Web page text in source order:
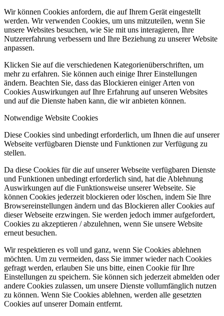
Wir können Cookies anfordern, die auf Ihrem Gerät eingestellt
werden. Wir verwenden Cookies, um uns mitzuteilen, wenn Sie
unsere Websites besuchen, wie Sie mit uns interagieren, Ihre
Nutzererfahrung verbessern und Ihre Beziehung zu unserer Website
anpassen.
Klicken Sie auf die verschiedenen Kategorienüberschriften, um
mehr zu erfahren. Sie können auch einige Ihrer Einstellungen
ändern. Beachten Sie, dass das Blockieren einiger Arten von
Cookies Auswirkungen auf Ihre Erfahrung auf unseren Websites
und auf die Dienste haben kann, die wir anbieten können.
Notwendige Website Cookies
Diese Cookies sind unbedingt erforderlich, um Ihnen die auf unserer
Webseite verfügbaren Dienste und Funktionen zur Verfügung zu
stellen.
Da diese Cookies für die auf unserer Webseite verfügbaren Dienste
und Funktionen unbedingt erforderlich sind, hat die Ablehnung
Auswirkungen auf die Funktionsweise unserer Webseite. Sie
können Cookies jederzeit blockieren oder löschen, indem Sie Ihre
Browsereinstellungen ändern und das Blockieren aller Cookies auf
dieser Webseite erzwingen. Sie werden jedoch immer aufgefordert,
Cookies zu akzeptieren / abzulehnen, wenn Sie unsere Website
erneut besuchen.
Wir respektieren es voll und ganz, wenn Sie Cookies ablehnen
möchten. Um zu vermeiden, dass Sie immer wieder nach Cookies
gefragt werden, erlauben Sie uns bitte, einen Cookie für Ihre
Einstellungen zu speichern. Sie können sich jederzeit abmelden oder
andere Cookies zulassen, um unsere Dienste vollumfänglich nutzen
zu können. Wenn Sie Cookies ablehnen, werden alle gesetzten
Cookies auf unserer Domain entfernt.